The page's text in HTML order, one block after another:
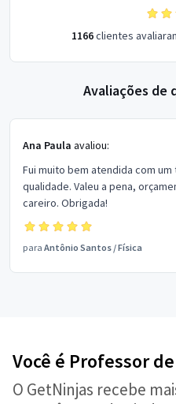
1166clientes
Avaliações de
Ana Paula avaliou:
Fui muito bem atendida com um
qualidade. Valeu a pena,
careiro. Obrigada!
para Antônio Santos /Física
Você é Professor
O GetNinjas recebe